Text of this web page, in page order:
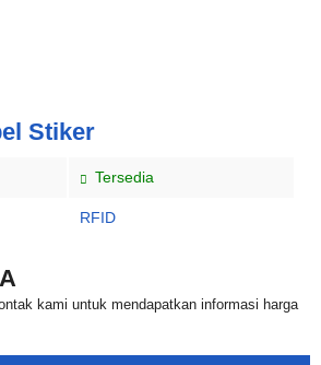
Stiker
Tersedia
RFID
kami untuk mendapatkan informasi harga